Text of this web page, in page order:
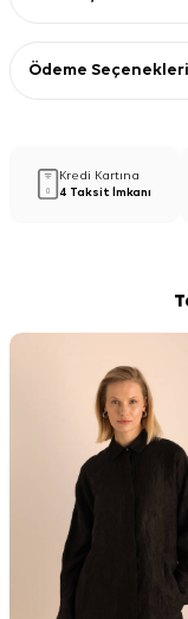
Ödeme Seçenekleri
Kredi Kartına
4 Taksit İmkanı